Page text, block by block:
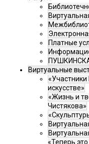
Платные
Виртуальные
искусстве»
«Жизнь и
Чистякова»
«Теперь